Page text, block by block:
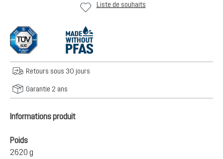
Liste de souhaits
Retours sous 30 jours
Garantie 2 ans
Informations produit
Poids
2620 g